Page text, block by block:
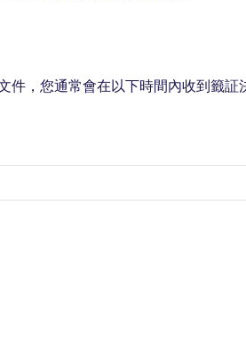
，您通常會在以下時間內收到籤証